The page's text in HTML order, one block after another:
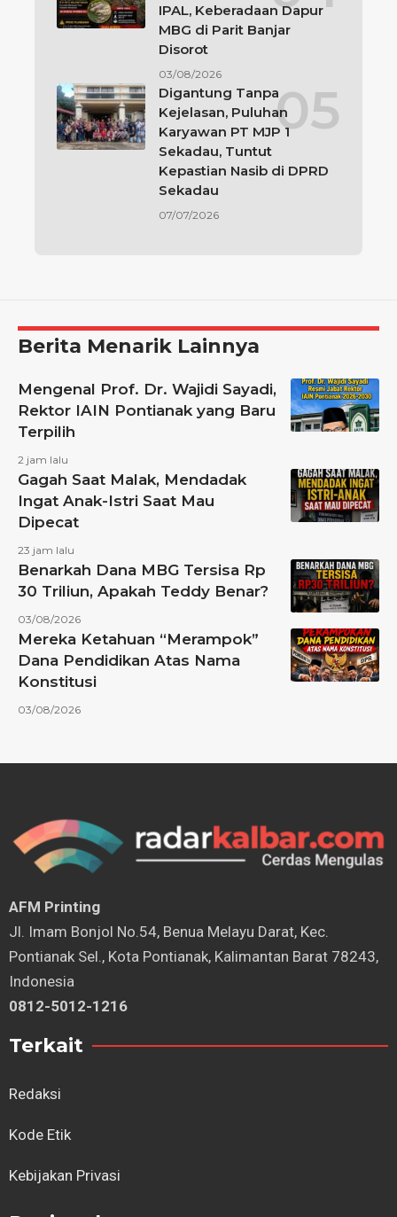
IPAL, Keberadaan Dapur
MBG di Parit Banjar
Disorot
03/08/2026
Digantung Tanpa
Kejelasan, Puluhan
Karyawan PT MJP 1
Sekadau, Tuntut
Kepastian Nasib di DPRD
Sekadau
07/07/2026
Berita Menarik Lainnya
Mengenal Prof. Dr. Wajidi Sayadi,
Rektor IAIN Pontianak yang Baru
Terpilih
2 jam lalu
Gagah Saat Malak, Mendadak
Ingat Anak-Istri Saat Mau
Dipecat
23 jam lalu
Benarkah Dana MBG Tersisa Rp
30 Triliun, Apakah Teddy Benar?
03/08/2026
Mereka Ketahuan “Merampok”
Dana Pendidikan Atas Nama
Konstitusi
03/08/2026
AFM Printing
⁠Jl. Imam Bonjol No.54, Benua Melayu Darat, Kec.
Pontianak Sel., Kota Pontianak, Kalimantan Barat 78243,
Indonesia
0812-5012-1216
Terkait
Redaksi
Kode Etik
Kebijakan Privasi